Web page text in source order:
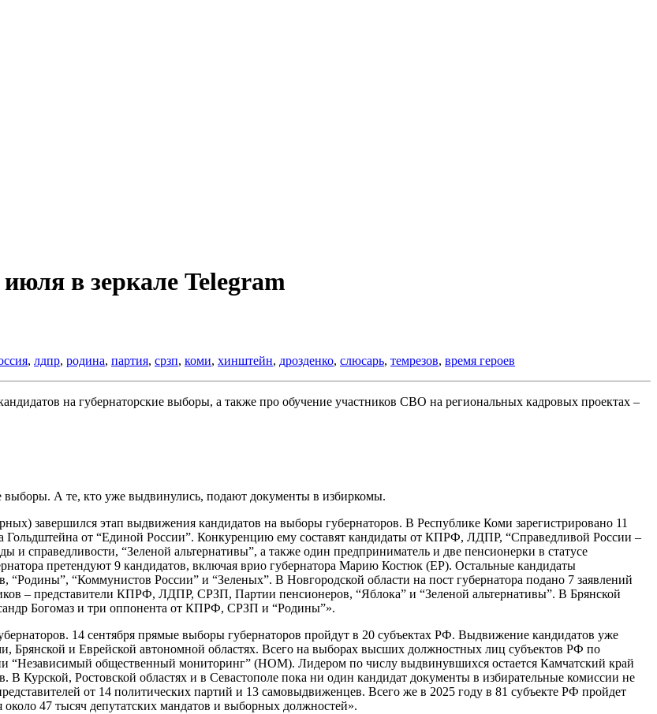
в зеркале Telegram
, лдпр, родина, партия, срзп, коми, хинштейн, дрозденко, слюсарь, темрезов, время героев
на губернаторские выборы, а также про обучение участников СВО на региональных кадровых проектах –
выборы. А те, кто уже выдвинулись, подают документы в избиркомы.
завершился этап выдвижения кандидатов на выборы губернаторов. В Республике Коми зарегистрировано 11
Гольдштейна от “Единой России”. Конкуренцию ему составят кандидаты от КПРФ, ЛДПР, “Справедливой России –
справедливости, “Зеленой альтернативы”, а также один предприниматель и две пенсионерки в статусе
претендуют 9 кандидатов, включая врио губернатора Марию Костюк (ЕР). Остальные кандидаты
“Коммунистов России” и “Зеленых”. В Новгородской области на пост губернатора подано 7 заявлений
– представители КПРФ, ЛДПР, СРЗП, Партии пенсионеров, “Яблока” и “Зеленой альтернативы”. В Брянской
Богомаз и три оппонента от КПРФ, СРЗП и “Родины”».
14 сентября прямые выборы губернаторов пройдут в 20 субъектах РФ. Выдвижение кандидатов уже
Брянской и Еврейской автономной областях. Всего на выборах высших должностных лиц субъектов РФ по
“Независимый общественный мониторинг” (НОМ). Лидером по числу выдвинувшихся остается Камчатский край
Курской, Ростовской областях и в Севастополе пока ни один кандидат документы в избирательные комиссии не
от 14 политических партий и 13 самовыдвиженцев. Всего же в 2025 году в 81 субъекте РФ пройдет
47 тысяч депутатских мандатов и выборных должностей».